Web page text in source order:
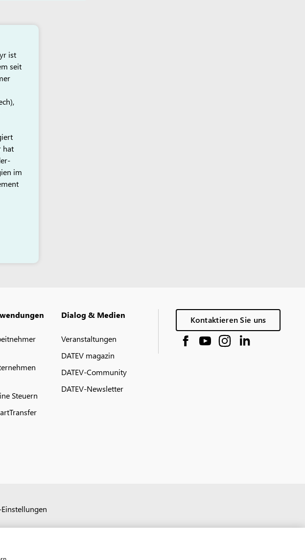
ist
seit
hat
im
Steuern
Dialog & Medien
Veranstaltungen
DATEV magazin
DATEV-Community
DATEV-Newsletter
Kontaktieren Sie uns